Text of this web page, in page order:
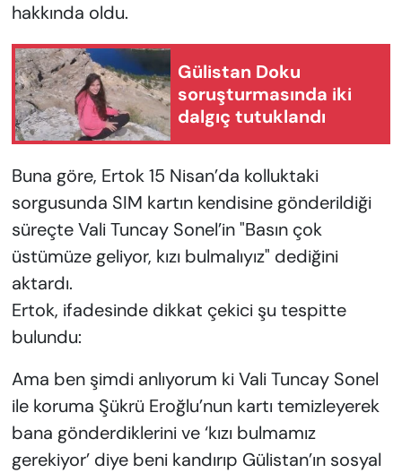
hakkında oldu.
Gülistan Doku
soruşturmasında iki
dalgıç tutuklandı
Buna göre, Ertok 15 Nisan’da kolluktaki
sorgusunda SIM kartın kendisine gönderildiği
süreçte Vali Tuncay Sonel’in "Basın çok
üstümüze geliyor, kızı bulmalıyız" dediğini
aktardı.
Ertok, ifadesinde dikkat çekici şu tespitte
bulundu:
Ama ben şimdi anlıyorum ki Vali Tuncay Sonel
ile koruma Şükrü Eroğlu’nun kartı temizleyerek
bana gönderdiklerini ve ‘kızı bulmamız
gerekiyor’ diye beni kandırıp Gülistan’ın sosyal